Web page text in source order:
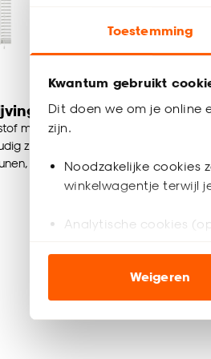
Toestemming
Kwantum gebruikt
Dit doen we om je online
zijn.
Noodzakelijke cookies
winkelwagentje terwijl
Analytische cookies
ook buiten de
Klik op ‘Ja, alles
noodzakelijke cookies
Weigeren
met mat gelakte houtuitstraling
zelf te monteren aan wand of
kindveiligheidsclip en